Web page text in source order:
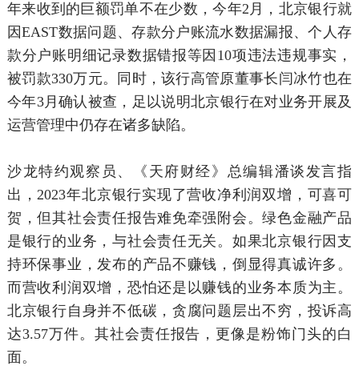
年来收到的巨额罚单不在少数，今年2月，北京银行就
因EAST数据问题、存款分户账流水数据漏报、个人存
款分户账明细记录数据错报等因10项违法违规事实，
被罚款330万元。同时，该行高管原董事长闫冰竹也在
今年3月确认被查，足以说明北京银行在对业务开展及
运营管理中仍存在诸多缺陷。
沙龙特约观察员、《天府财经》总编辑潘谈发言指
出，2023年北京银行实现了营收净利润双增，可喜可
贺，但其社会责任报告难免牵强附会。绿色金融产品
是银行的业务，与社会责任无关。如果北京银行因支
持环保事业，发布的产品不赚钱，倒显得真诚许多。
而营收利润双增，恐怕还是以赚钱的业务本质为主。
北京银行自身并不低碳，贪腐问题层出不穷，投诉高
达3.57万件。其社会责任报告，更像是粉饰门头的白
面。